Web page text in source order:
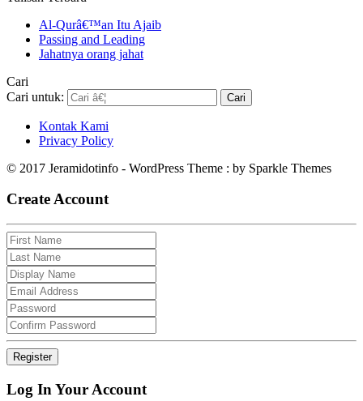
Al-Qurâ€™an Itu Ajaib
Passing and Leading
Jahatnya orang jahat
Cari
Cari untuk:
Kontak Kami
Privacy Policy
© 2017 Jeramidotinfo - WordPress Theme : by Sparkle Themes
Create Account
Log In Your Account